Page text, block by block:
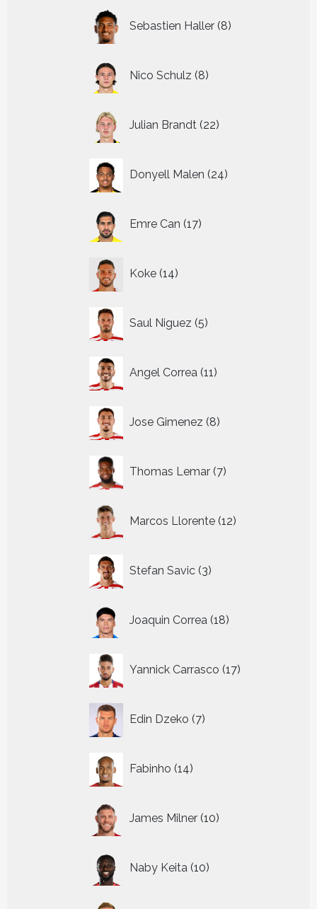
Sebastien Haller 8
producten
Nico Schulz 8
producten
Julian Brandt 22
producten
Donyell Malen 24
producten
Emre Can 17
producten
Koke 14
producten
Saul Niguez 5
producten
Angel Correa 11
producten
Jose Gimenez 8
producten
Thomas Lemar 7
producten
Marcos Llorente 12
producten
Stefan Savic 3
producten
Joaquin Correa 18
producten
Yannick Carrasco 17
producten
Edin Dzeko 7
producten
Fabinho 14
producten
James Milner 10
producten
Naby Keita 10
producten